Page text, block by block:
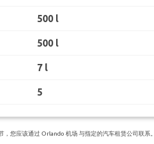
500 l
500 l
7 l
5
您应该通过 Orlando 机场 与指定的汽车租赁公司联系。